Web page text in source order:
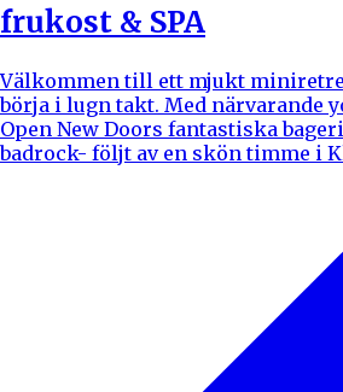
frukost & SPA
Välkommen till ett mjukt
börja i lugn takt. Med närvarande
Open New Doors fantastiska
badrock- följt av en skön timme i